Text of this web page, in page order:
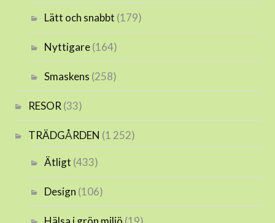
Lätt och snabbt (179)
Nyttigare(164)
Smaskens (258)
RESOR (33)
TRÄDGÅRDEN (1 252)
Ätligt (433)
Design (106)